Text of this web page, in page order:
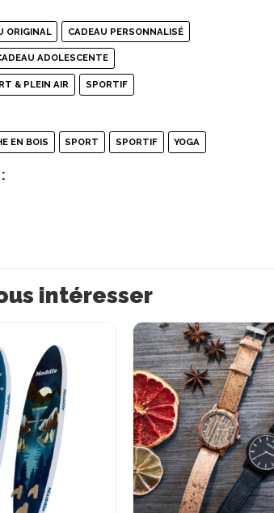
ORIGINAL CADEAU PERSONNALISÉ
ADOLESCENTE
& PLEIN AIR SPORTIF
EN BOIS SPORT SPORTIF YOGA
intéresser